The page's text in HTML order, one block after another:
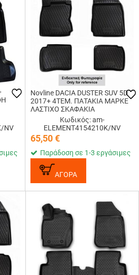
NV
Novline DACIA DUSTER SUV 5D
2017+ 4ΤΕΜ. ΠΑΤΑΚΙΑ ΜΑΡΚΕ
ΛΑΣΤΙΧΟ ΣΚΑΦΑΚΙΑ
Κωδικός: am-
ELEMENT4154210K/NV
65,50€
Παράδοση σε 1-3 εργάσιμες
ΑΓΟΡΑ